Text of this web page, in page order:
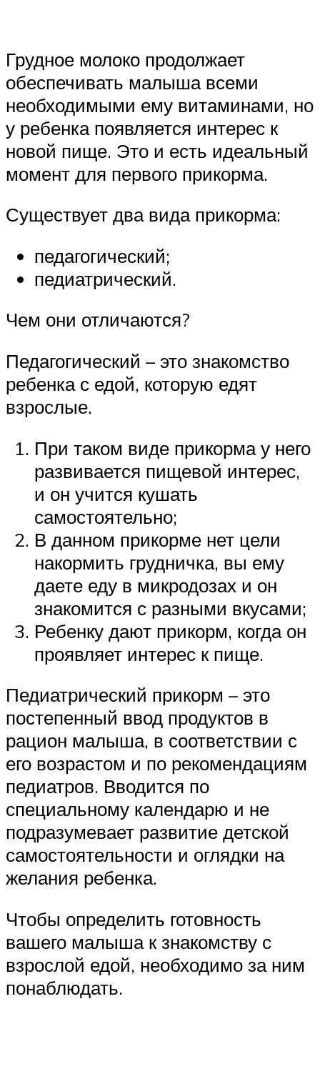
Грудное молоко продолжает
обеспечивать малыша всеми
необходимыми ему витаминами, но
у ребенка появляется интерес к
новой пище. Это и есть идеальный
момент для первого прикорма.
Существует два вида прикорма:
педагогический;
педиатрический.
Чем они отличаются?
Педагогический – это знакомство
ребенка с едой, которую едят
взрослые.
При таком виде прикорма у него
развивается пищевой интерес,
и он учится кушать
самостоятельно;
В данном прикорме нет цели
накормить грудничка, вы ему
даете еду в микродозах и он
знакомится с разными вкусами;
Ребенку дают прикорм, когда он
проявляет интерес к пище.
Педиатрический прикорм – это
постепенный ввод продуктов в
рацион малыша, в соответствии с
его возрастом и по рекомендациям
педиатров. Вводится по
специальному календарю и не
подразумевает развитие детской
самостоятельности и оглядки на
желания ребенка.
Чтобы определить готовность
вашего малыша к знакомству с
взрослой едой, необходимо за ним
понаблюдать.